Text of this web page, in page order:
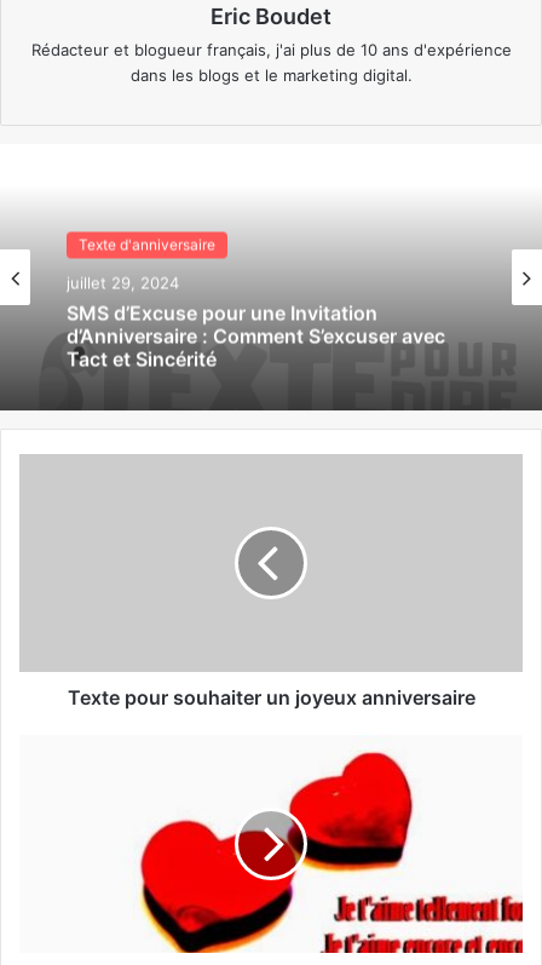
Eric Boudet
Rédacteur et blogueur français, j'ai plus de 10 ans d'expérience
dans les blogs et le marketing digital.
Texte d'anniversaire
juillet 29, 2024
SMS d’Excuse pour une Invitation
d’Anniversaire : Comment S’excuser avec
Texte d'anniversaire
juillet 29, 2024
SMS de Confirmation pour Invitation
d’Anniversaire : Guide Complet pour
Répondre avec Style et Efficacité
Texte pour souhaiter un joyeux anniversaire